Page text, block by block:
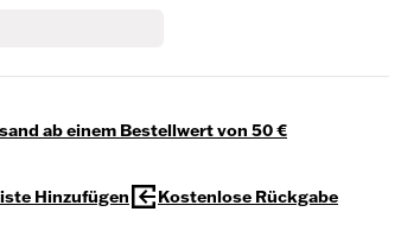
ab einem Bestellwert von 50 €
Hinzufügen Kostenlose Rückgabe